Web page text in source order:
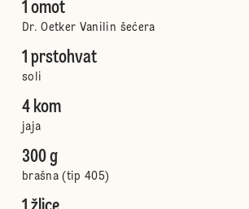
1 omot
Dr. Oetker Vanilin šećera
1 prstohvat
soli
4 kom
jaja
300 g
brašna (tip 405)